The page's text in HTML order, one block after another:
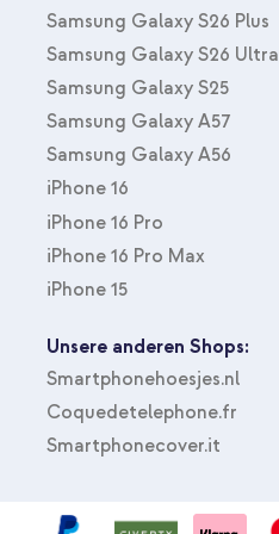
Samsung Galaxy S26 Plus
Samsung Galaxy S26 Ultra
Samsung Galaxy S25
Samsung Galaxy A57
Samsung Galaxy A56
iPhone 16
iPhone 16 Pro
iPhone 16 Pro Max
iPhone 15
Unsere anderen Shops:
Smartphonehoesjes.nl
Coquedetelephone.fr
Smartphonecover.it